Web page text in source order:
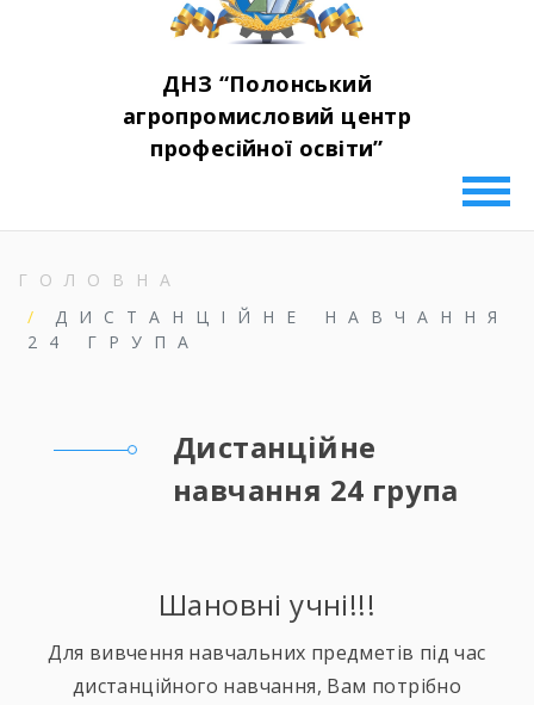
ДНЗ “Полонський
агропромисловий центр
професійної освіти”
ГОЛОВНА
ДИСТАНЦІЙНЕ НАВЧАННЯ
24 ГРУПА
Дистанційне
навчання 24 група
Шановні учні!!!
Для вивчення навчальних предметів під час
дистанційного навчання, Вам потрібно